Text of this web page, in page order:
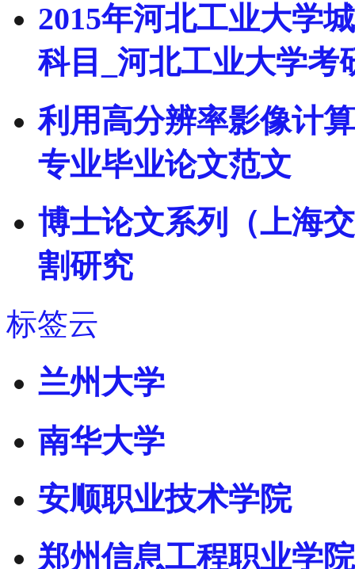
2015年河北工业大学
科目_河北工业大学考
利用高分辨率影像计
专业毕业论文范文
博士论文系列（上海
割研究
标签云
兰州大学
南华大学
安顺职业技术学院
郑州信息工程职业学院